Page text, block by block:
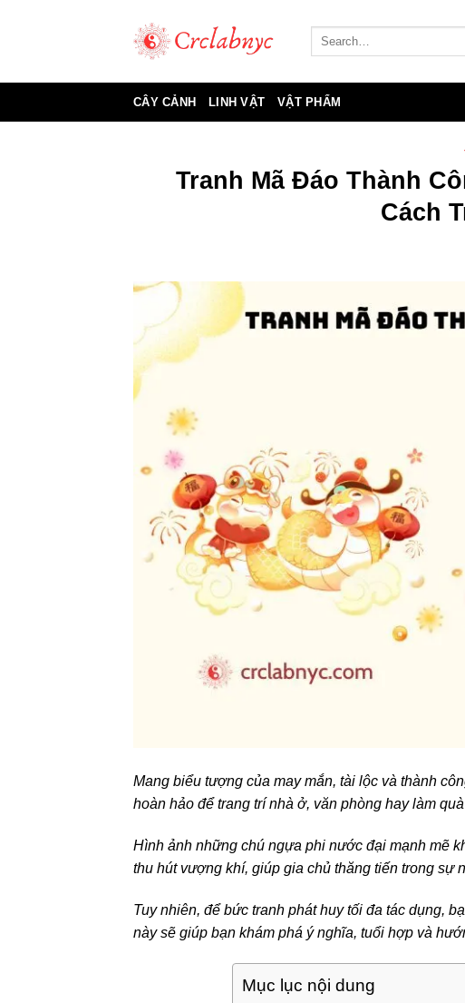
dung
CÂY CẢNH LINH VẬT VẬT PHẨM
Tranh Mã Đáo Thành
Cách
Mang biểu tượng của may mắn, tài lộc và thành
hoàn hảo để trang trí nhà ở, văn phòng hay làm
Hình ảnh những chú ngựa phi nước đại mạnh mẽ
thu hút vượng khí, giúp gia chủ thăng tiến trong sự
Tuy nhiên, để bức tranh phát huy tối đa tác dụng,
này sẽ giúp bạn khám phá ý nghĩa, tuổi hợp và
Mục lục nội dung